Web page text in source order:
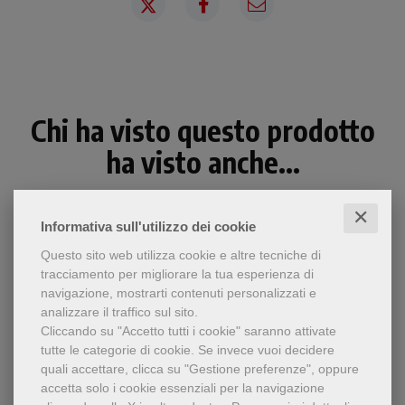
Informativa sull'utilizzo dei cookie ✕
Questo sito web utilizza cookie e altre tecniche di
tracciamento per migliorare la tua esperienza di
navigazione, mostrarti contenuti personalizzati e
analizzare il traffico sul sito.
Cliccando su "Accetto tutti i cookie" saranno attivate
tutte le categorie di cookie. Se invece vuoi decidere
quali accettare, clicca su "Gestione preferenze", oppure
accetta solo i cookie essenziali per la navigazione
Chi ha visto questo prodotto
ha visto anche...